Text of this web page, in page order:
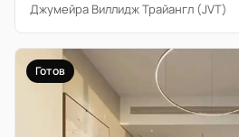
Джумейра Виллидж Трайангл (JVT)
Готов